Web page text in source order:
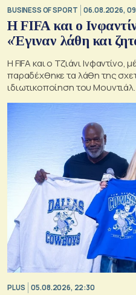
BUSINESS OF SPORT 06.08.2026,
Η FIFA και ο
«Έγιναν λάθη και
Η FIFA και ο Τζιάνι
παραδέχθηκε τα λάθη της
ιδιωτικοποίηση του Μουντιάλ.
PLUS 05.08.2026, 22:30